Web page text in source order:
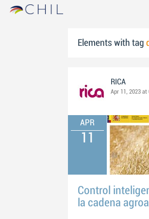
Elements with tag
RICA
Apr 11, 2023 at
APR
11
Control
la cadena